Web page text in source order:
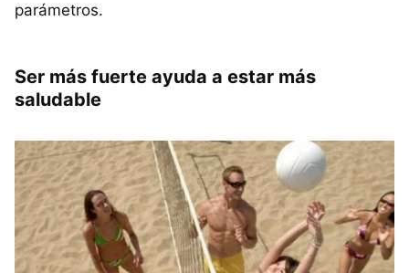
parámetros.
Ser más fuerte ayuda a estar más
saludable